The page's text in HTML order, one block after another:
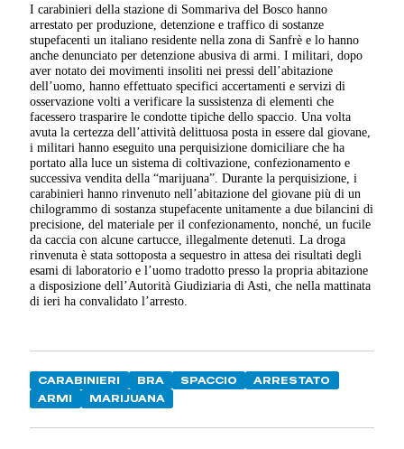
I carabinieri della stazione di Sommariva del Bosco hanno
arrestato per produzione, detenzione e traffico di sostanze
stupefacenti un italiano residente nella zona di Sanfrè e lo hanno
anche denunciato per detenzione abusiva di armi. I militari, dopo
aver notato dei movimenti insoliti nei pressi dell’abitazione
dell’uomo, hanno effettuato specifici accertamenti e servizi di
osservazione volti a verificare la sussistenza di elementi che
facessero trasparire le condotte tipiche dello spaccio. Una volta
avuta la certezza dell’attività delittuosa posta in essere dal giovane,
i militari hanno eseguito una perquisizione domiciliare che ha
portato alla luce un sistema di coltivazione, confezionamento e
successiva vendita della “marijuana”. Durante la perquisizione, i
carabinieri hanno rinvenuto nell’abitazione del giovane più di un
chilogrammo di sostanza stupefacente unitamente a due bilancini di
precisione, del materiale per il confezionamento, nonché, un fucile
da caccia con alcune cartucce, illegalmente detenuti. La droga
rinvenuta è stata sottoposta a sequestro in attesa dei risultati degli
esami di laboratorio e l’uomo tradotto presso la propria abitazione
a disposizione dell’Autorità Giudiziaria di Asti, che nella mattinata
di ieri ha convalidato l’arresto.
CARABINIERI BRA SPACCIO
ARRESTATO
ARMI
MARIJUANA